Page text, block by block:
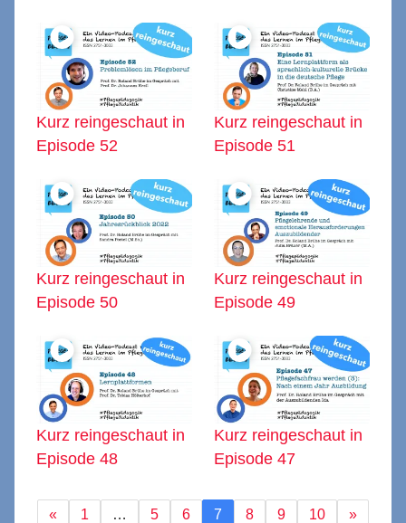
Kurz reingeschaut in
Episode 52
Kurz reingeschaut in
Episode 51
Kurz reingeschaut in
Episode 50
Kurz reingeschaut in
Episode 49
Kurz reingeschaut in
Episode 48
Kurz reingeschaut in
Episode 47
« 1 … 5 6 7 8 9 10 »